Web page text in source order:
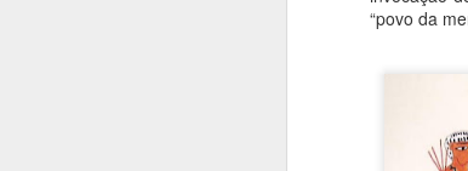
“povo da
Filme: "Sombras de Goya"
Javier Barden e Natalie